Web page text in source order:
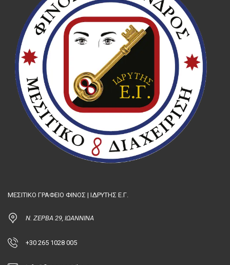
ΜΕΣΙΤΙΚΟ ΓΡΑΦΕΙΟ ΦΙΝΟΣ | ΙΔΡΥΤΗΣ Ε.Γ.
Ν. ΖΕΡΒΑ 29, ΙΩΑΝΝΙΝΑ
+30 265 1028 005